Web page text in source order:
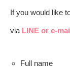
If you would like
via LINE or e-
Full name